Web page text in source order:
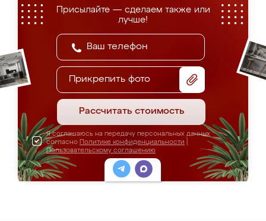
Присылайте — сделаем также или
лучше!
Прикрепить фото
Рассчитать стоимость
Я соглашаюсь на передачу персональных данных
согласно Политике конфиденциальности
Пользовательскому соглашению